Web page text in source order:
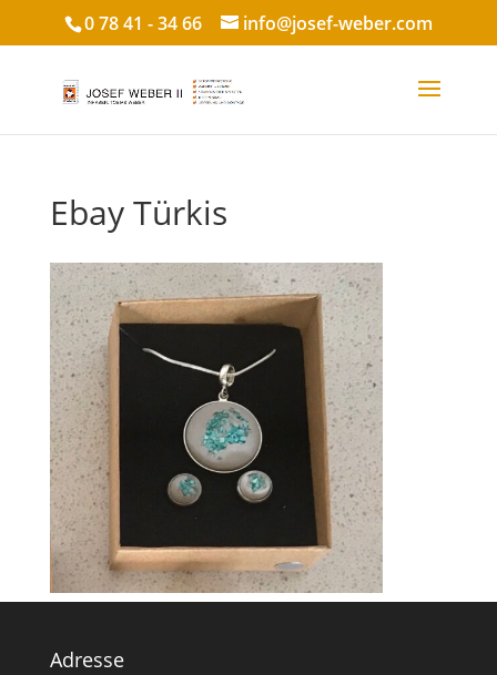
0 78 41 - 34 66 info@josef-weber.com
Ebay Türkis
Adresse